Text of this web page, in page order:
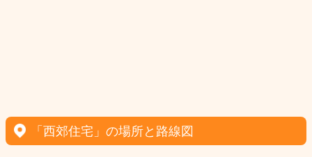
「西郊住宅」の場所と路線図